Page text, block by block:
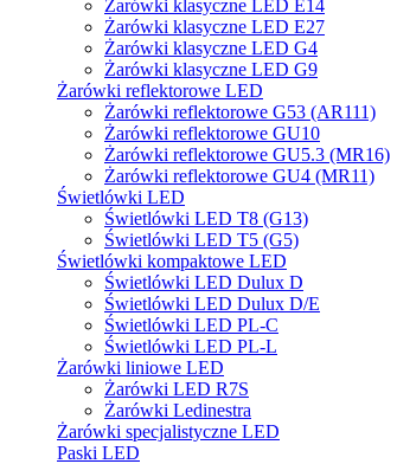
Żarówki klasyczne LED E14
Żarówki klasyczne LED E27
Żarówki klasyczne LED G4
Żarówki klasyczne LED G9
Żarówki reflektorowe LED
Żarówki reflektorowe G53 (AR111)
Żarówki reflektorowe GU10
Żarówki reflektorowe GU5.3 (MR16)
Żarówki reflektorowe GU4 (MR11)
Świetlówki LED
Świetlówki LED T8 (G13)
Świetlówki LED T5 (G5)
Świetlówki kompaktowe LED
Świetlówki LED Dulux D
Świetlówki LED Dulux D/E
Świetlówki LED PL-C
Świetlówki LED PL-L
Żarówki liniowe LED
Żarówki LED R7S
Żarówki Ledinestra
Żarówki specjalistyczne LED
Paski LED